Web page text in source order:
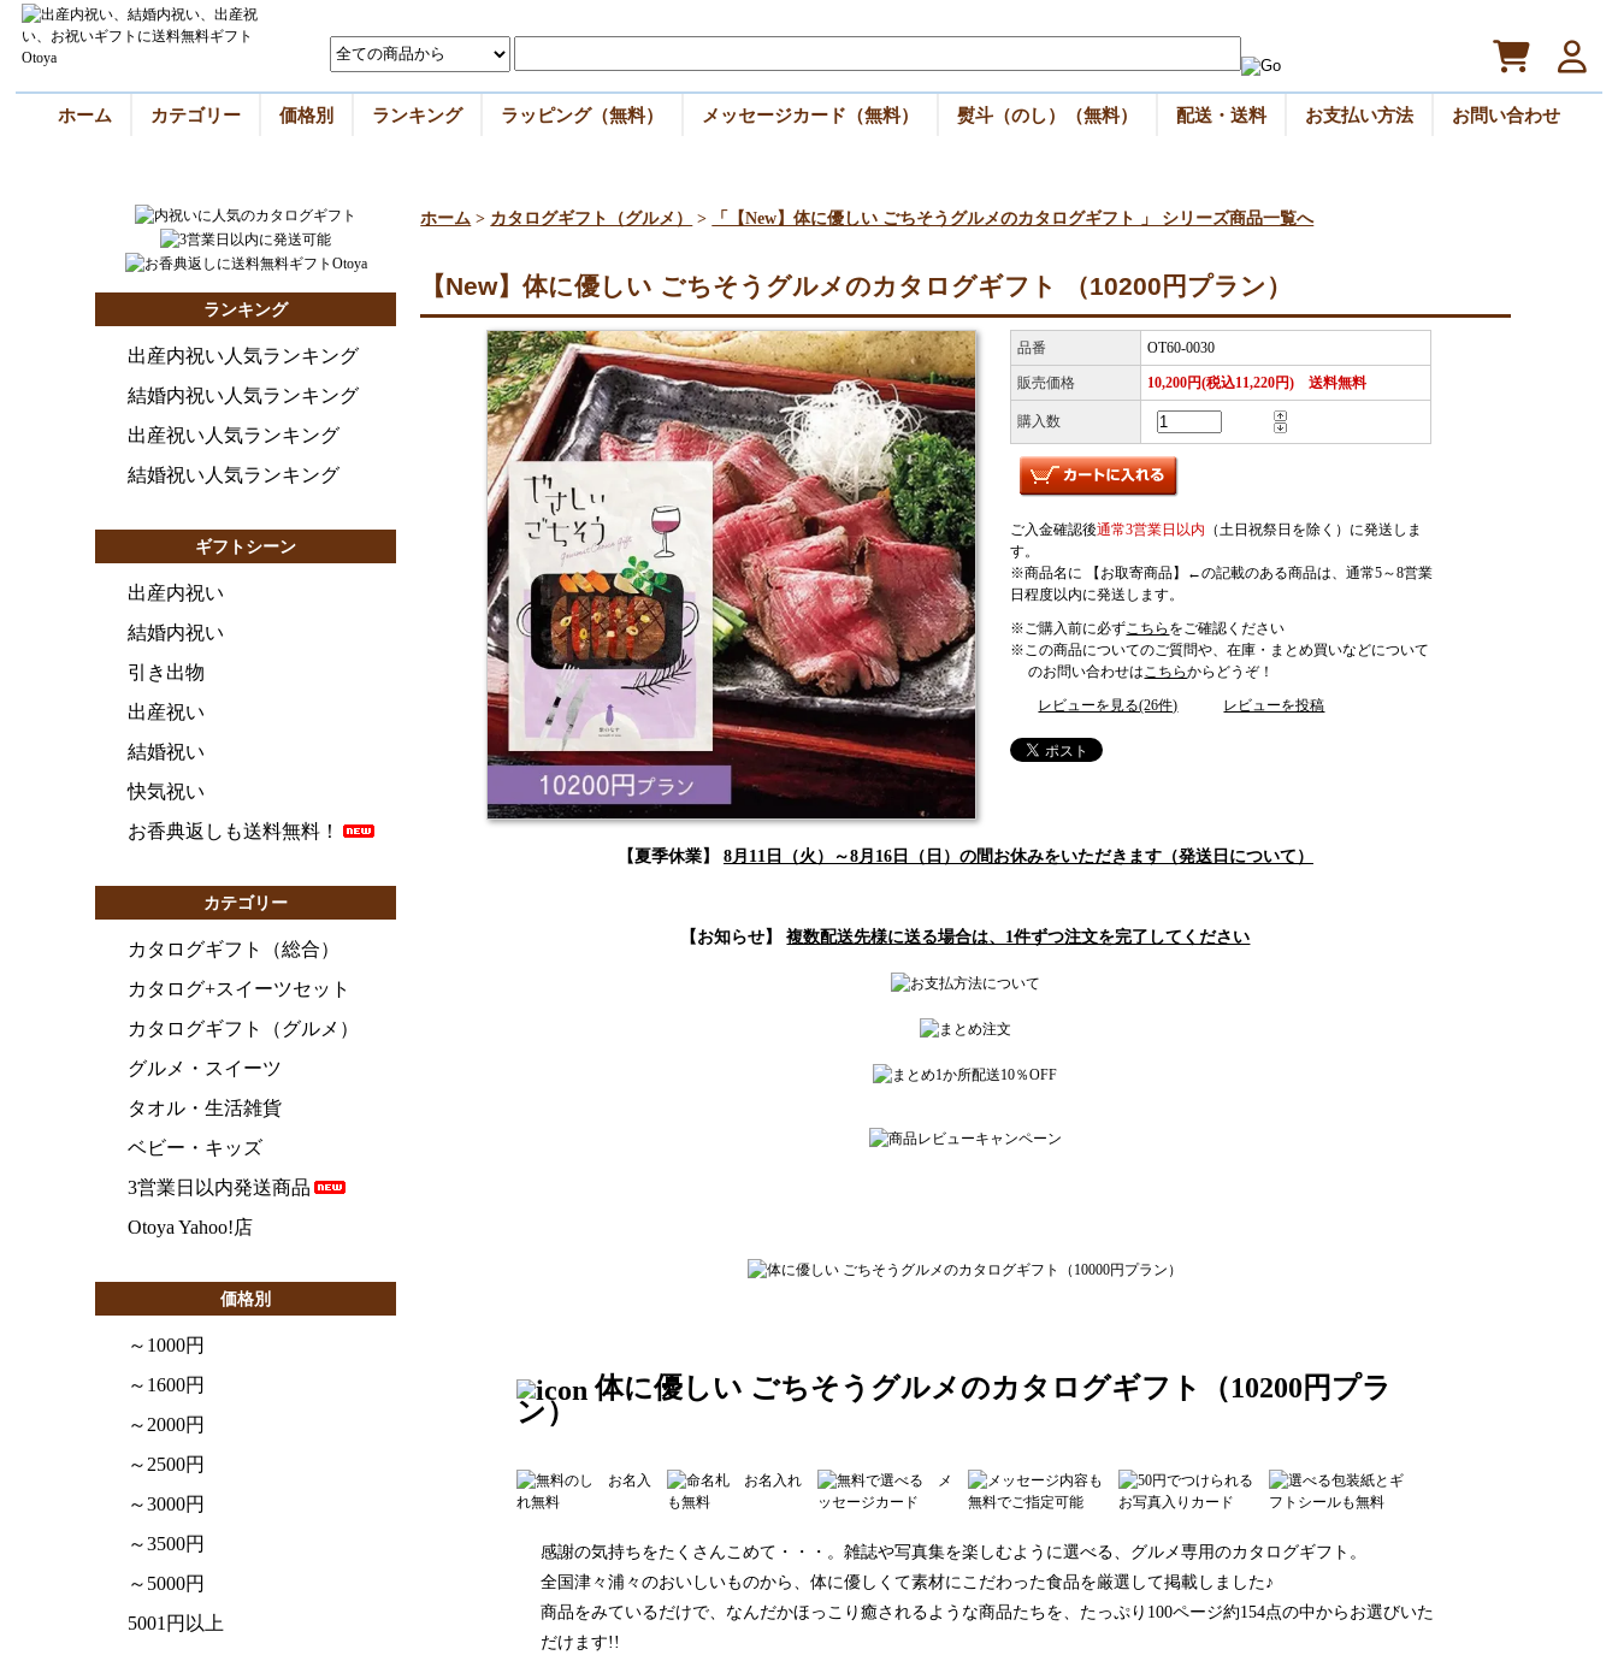
ホーム カテゴリー 価格別 ランキング ラッピング（無料） メッセージカード（無料） 熨斗（のし）（無料） 配送・送料 お支払い方法 お問い合わせ
ランキング
出産内祝い人気ランキング
結婚内祝い人気ランキング
出産祝い人気ランキング
結婚祝い人気ランキング
ギフトシーン
出産内祝い
結婚内祝い
引き出物
出産祝い
結婚祝い
快気祝い
お香典返しも送料無料！
カテゴリー
カタログギフト（総合）
カタログ+スイーツセット
カタログギフト（グルメ）
グルメ・スイーツ
タオル・生活雑貨
ベビー・キッズ
3営業日以内発送商品
Otoya Yahoo!店
価格別
～1000円
～1600円
～2000円
～2500円
～3000円
～3500円
～5000円
5001円以上
ホーム > カタログギフト（グルメ） > 「【New】体に優しい ごちそうグルメのカタログギフト 」 シリーズ商品一覧へ
【New】体に優しい ごちそうグルメのカタログギフト （10200円プラン）
品番 OT60-0030
販売価格 10,200円(税込11,220円) 送料無料
購入数
ご入金確認後通常3営業日以内 （土日祝祭日を除く）に発送しま
す。
※商品名に 【お取寄商品】←の記載のある商品は、通常5～8営業
日程度以内に発送します。
※ご購入前に必ずこちら をご確認ください
※この商品についてのご質問や、在庫・まとめ買いなどについて
のお問い合わせはこちらからどうぞ！
レビューを見る(26件)
レビューを投稿
【夏季休業】 8月11日（火）～8月16日（日）の間お休みをいただきます（発送日について）
【お知らせ】複数配送先様に送る場合は、1件ずつ注文を完了してください
体に優しい ごちそうグルメのカタログギフト（10200円プラ
ン）
感謝の気持ちをたくさんこめて・・・。雑誌や写真集を楽しむように選べる、グルメ専用のカタログギフト。
全国津々浦々のおいしいものから、体に優しくて素材にこだわった食品を厳選して掲載しました♪
商品をみているだけで、なんだかほっこり癒されるような商品たちを、たっぷり100ページ約154点の中からお選びいた
だけます!!